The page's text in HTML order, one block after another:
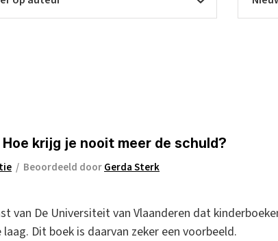
krijg je nooit meer de schuld?
/ Beoordeeld doorGerda Sterk
van De Universiteit van Vlaanderen dat
Dit boek is daarvan zeker een voorbeeld.